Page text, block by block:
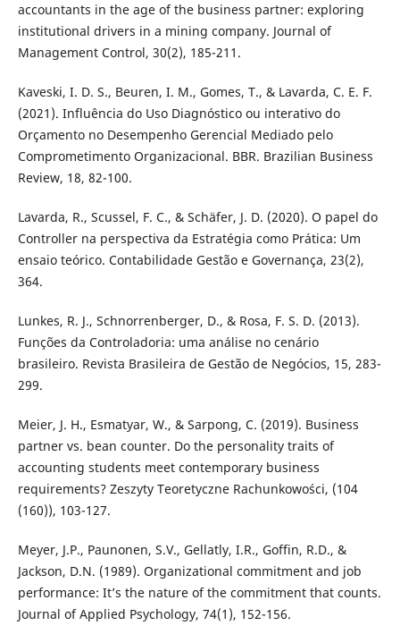
accountants in the age of the business partner: exploring
institutional drivers in a mining company. Journal of
Management Control, 30(2), 185-211.
Kaveski, I. D. S., Beuren, I. M., Gomes, T., & Lavarda, C. E. F.
(2021). Influência do Uso Diagnóstico ou interativo do
Orçamento no Desempenho Gerencial Mediado pelo
Comprometimento Organizacional. BBR. Brazilian Business
Review, 18, 82-100.
Lavarda, R., Scussel, F. C., & Schäfer, J. D. (2020). O papel do
Controller na perspectiva da Estratégia como Prática: Um
ensaio teórico. Contabilidade Gestão e Governança, 23(2),
364.
Lunkes, R. J., Schnorrenberger, D., & Rosa, F. S. D. (2013).
Funções da Controladoria: uma análise no cenário
brasileiro. Revista Brasileira de Gestão de Negócios, 15, 283-
299.
Meier, J. H., Esmatyar, W., & Sarpong, C. (2019). Business
partner vs. bean counter. Do the personality traits of
accounting students meet contemporary business
requirements? Zeszyty Teoretyczne Rachunkowości, (104
(160)), 103-127.
Meyer, J.P., Paunonen, S.V., Gellatly, I.R., Goffin, R.D., &
Jackson, D.N. (1989). Organizational commitment and job
performance: It’s the nature of the commitment that counts.
Journal of Applied Psychology, 74(1), 152-156.